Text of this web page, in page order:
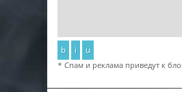
b i u
* Спам и реклама приведут к